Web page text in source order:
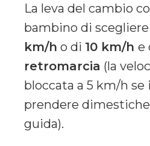
La leva del cambio
bambino di
km/h o di 10 km/h e
retromarcia (la
bloccata a 5 km/h
prendere
guida).